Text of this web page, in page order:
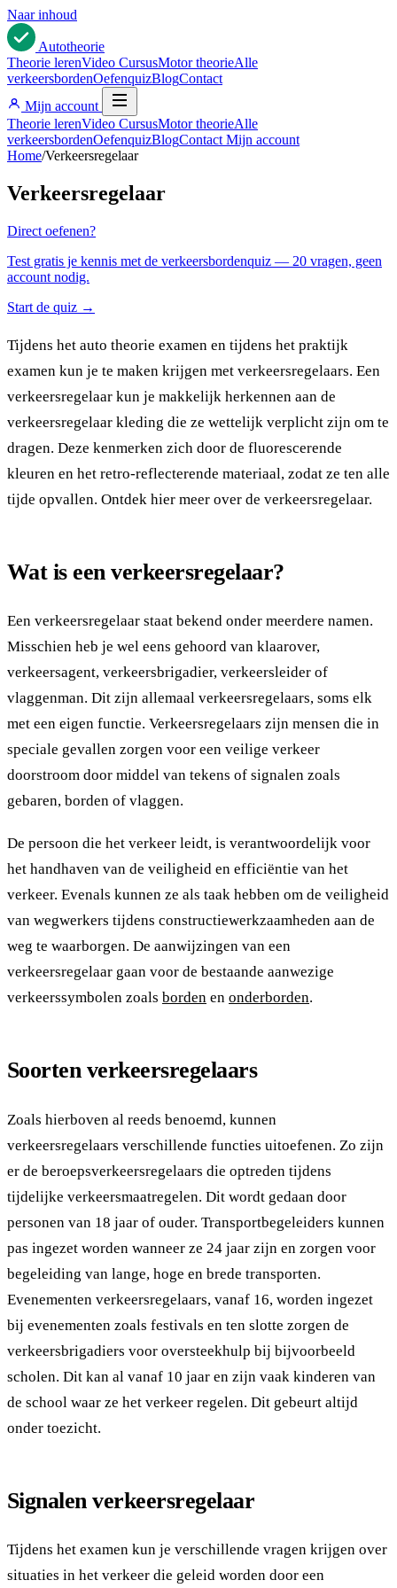
Naar inhoud
Autotheorie
Theorie lerenVideo CursusMotor theorieAlle
verkeersbordenOefenquizBlogContact
Mijn account
Theorie lerenVideo CursusMotor theorieAlle
verkeersbordenOefenquizBlogContact Mijn account
Home/Verkeersregelaar
Verkeersregelaar
Direct oefenen?
Test gratis je kennis met de verkeersbordenquiz — 20 vragen, geen
account nodig.
Start de quiz →
Tijdens het auto theorie examen en tijdens het praktijk
examen kun je te maken krijgen met verkeersregelaars. Een
verkeersregelaar kun je makkelijk herkennen aan de
verkeersregelaar kleding die ze wettelijk verplicht zijn om te
dragen. Deze kenmerken zich door de fluorescerende
kleuren en het retro-reflecterende materiaal, zodat ze ten alle
tijde opvallen. Ontdek hier meer over de verkeersregelaar.
Wat is een verkeersregelaar?
Een verkeersregelaar staat bekend onder meerdere namen.
Misschien heb je wel eens gehoord van klaarover,
verkeersagent, verkeersbrigadier, verkeersleider of
vlaggenman. Dit zijn allemaal verkeersregelaars, soms elk
met een eigen functie. Verkeersregelaars zijn mensen die in
speciale gevallen zorgen voor een veilige verkeer
doorstroom door middel van tekens of signalen zoals
gebaren, borden of vlaggen.
De persoon die het verkeer leidt, is verantwoordelijk voor
het handhaven van de veiligheid en efficiëntie van het
verkeer. Evenals kunnen ze als taak hebben om de veiligheid
van wegwerkers tijdens constructiewerkzaamheden aan de
weg te waarborgen. De aanwijzingen van een
verkeersregelaar gaan voor de bestaande aanwezige
verkeerssymbolen zoals borden en onderborden.
Soorten verkeersregelaars
Zoals hierboven al reeds benoemd, kunnen
verkeersregelaars verschillende functies uitoefenen. Zo zijn
er de beroepsverkeersregelaars die optreden tijdens
tijdelijke verkeersmaatregelen. Dit wordt gedaan door
personen van 18 jaar of ouder. Transportbegeleiders kunnen
pas ingezet worden wanneer ze 24 jaar zijn en zorgen voor
begeleiding van lange, hoge en brede transporten.
Evenementen verkeersregelaars, vanaf 16, worden ingezet
bij evenementen zoals festivals en ten slotte zorgen de
verkeersbrigadiers voor oversteekhulp bij bijvoorbeeld
scholen. Dit kan al vanaf 10 jaar en zijn vaak kinderen van
de school waar ze het verkeer regelen. Dit gebeurt altijd
onder toezicht.
Signalen verkeersregelaar
Tijdens het examen kun je verschillende vragen krijgen over
situaties in het verkeer die geleid worden door een